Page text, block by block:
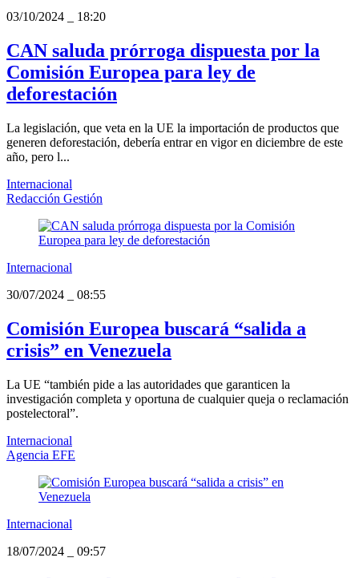
03/10/2024
18:20
CAN saluda prórroga dispuesta por la
Comisión Europea para ley de
deforestación
La legislación, que veta en la UE la importación de productos que
generen deforestación, debería entrar en vigor en diciembre de este
año, pero l...
Internacional
Redacción Gestión
Internacional
30/07/2024
08:55
Comisión Europea buscará “salida a
crisis” en Venezuela
La UE “también pide a las autoridades que garanticen la
investigación completa y oportuna de cualquier queja o reclamación
postelectoral”.
Internacional
Agencia EFE
Internacional
18/07/2024
09:57